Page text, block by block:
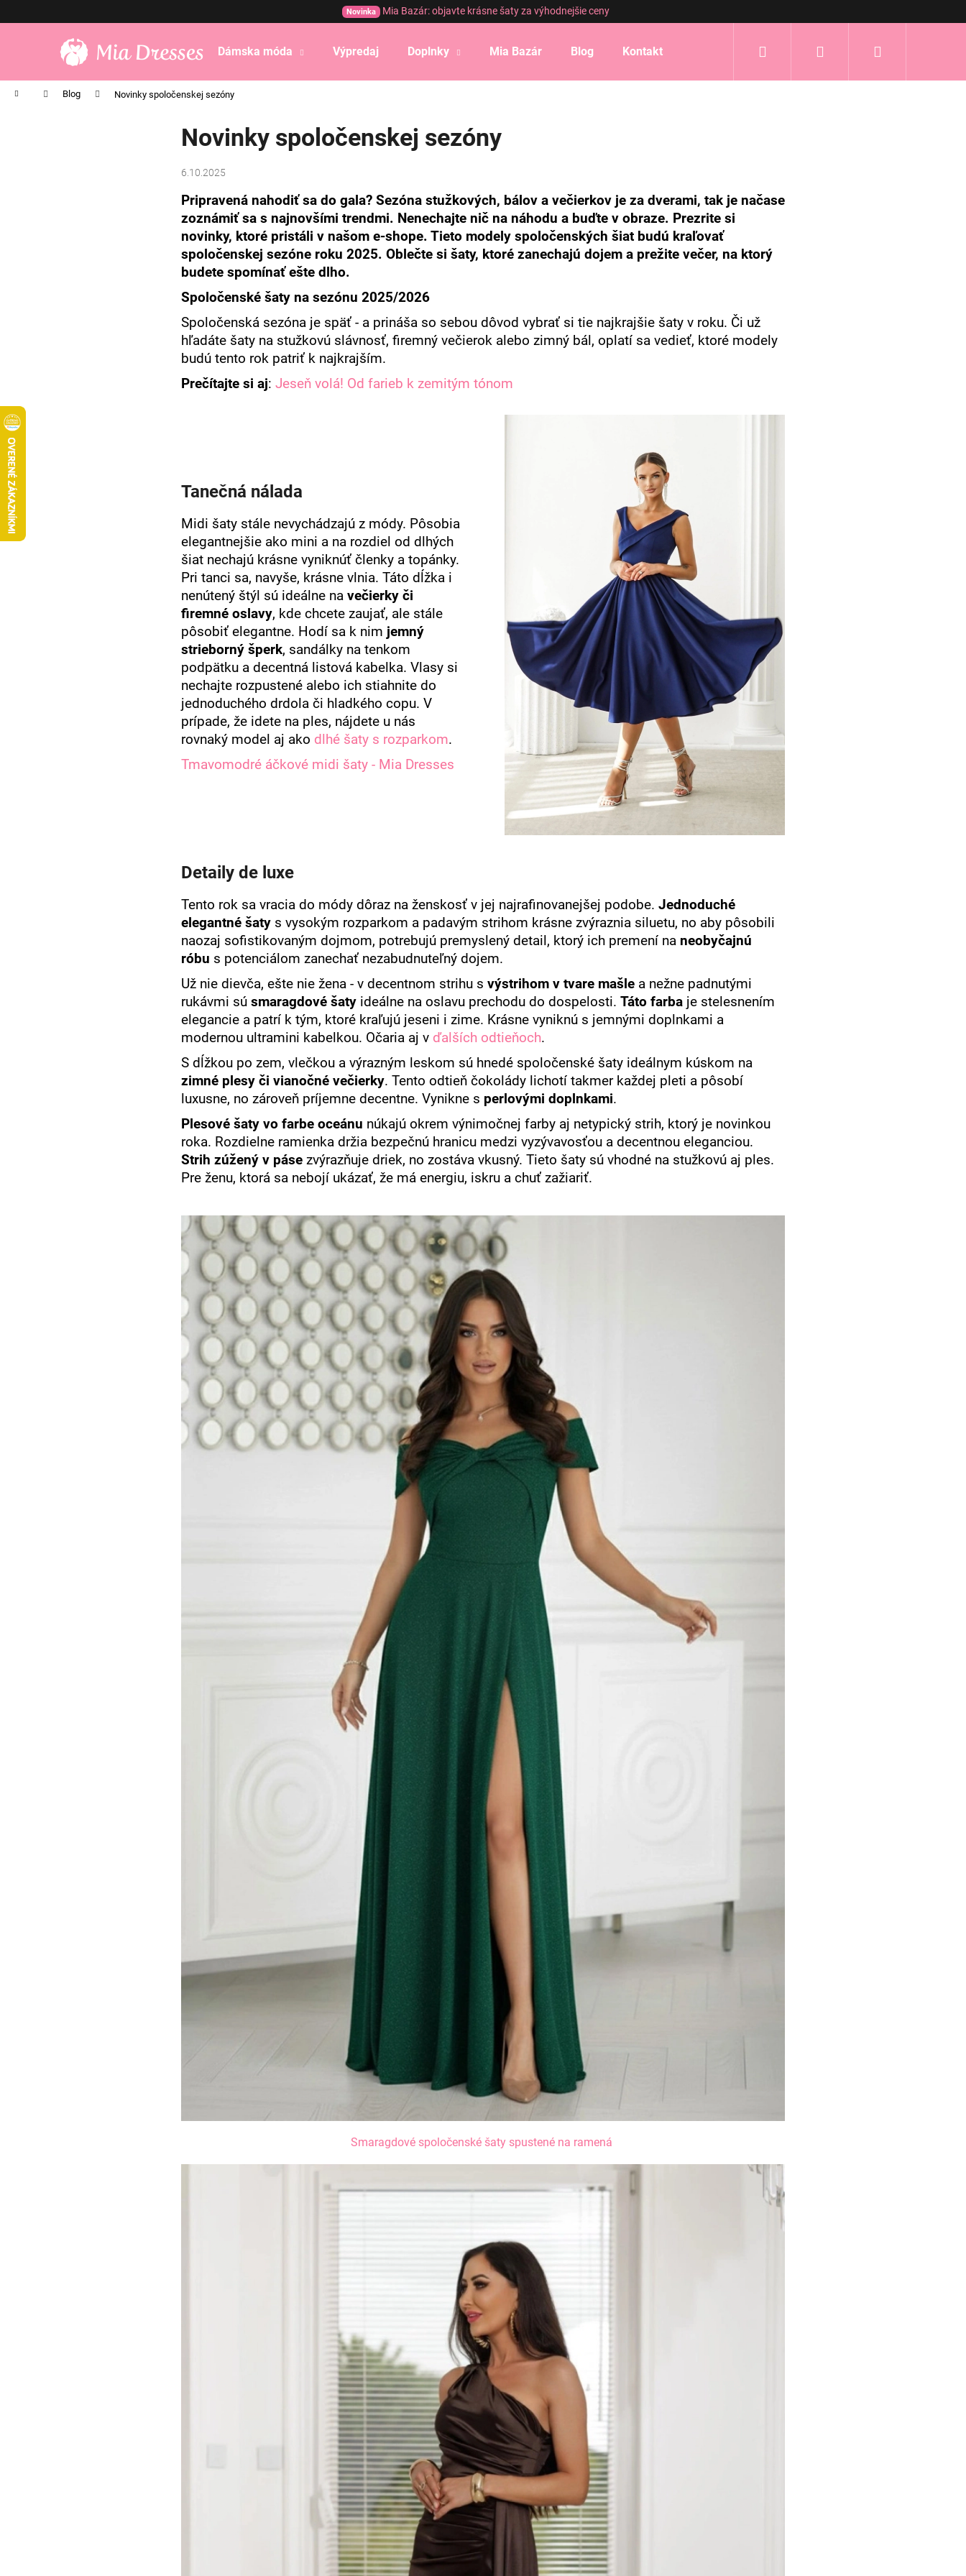
Novinka Mia Bazár: objavte krásne šaty za výhodnejšie ceny
Dámska móda Výpredaj Doplnky Mia Bazár Blog Kontakt Prihlásenie
Domov Blog Novinky spoločenskej sezóny
Novinky spoločenskej sezóny
6.10.2025
Pripravená nahodiť sa do gala? Sezóna stužkových, bálov a večierkov je za dverami, tak je načase
zoznámiť sa s najnovšími trendmi. Nenechajte nič na náhodu a buďte v obraze. Prezrite si
novinky, ktoré pristáli v našom e-shope. Tieto modely spoločenských šiat budú kraľovať
spoločenskej sezóne roku 2025. Oblečte si šaty, ktoré zanechajú dojem a prežite večer, na ktorý
budete spomínať ešte dlho.
Spoločenské šaty na sezónu 2025/2026
Spoločenská sezóna je späť - a prináša so sebou dôvod vybrať si tie najkrajšie šaty v roku. Či už
hľadáte šaty na stužkovú slávnosť, firemný večierok alebo zimný bál, oplatí sa vedieť, ktoré modely
budú tento rok patriť k najkrajším.
Prečítajte si aj: Jeseň volá! Od farieb k zemitým tónom
Tanečná nálada
Midi šaty stále nevychádzajú z módy. Pôsobia
elegantnejšie ako mini a na rozdiel od dlhých
šiat nechajú krásne vyniknúť členky a topánky.
Pri tanci sa, navyše, krásne vlnia. Táto dĺžka i
nenútený štýl sú ideálne na večierky či
firemné oslavy, kde chcete zaujať, ale stále
pôsobiť elegantne. Hodí sa k nim jemný
strieborný šperk, sandálky na tenkom
podpätku a decentná listová kabelka. Vlasy si
nechajte rozpustené alebo ich stiahnite do
jednoduchého drdola či hladkého copu. V
prípade, že idete na ples, nájdete u nás
rovnaký model aj ako dlhé šaty s rozparkom.
Tmavomodré áčkové midi šaty - Mia Dresses
Detaily de luxe
Tento rok sa vracia do módy dôraz na ženskosť v jej najrafinovanejšej podobe. Jednoduché
elegantné šaty s vysokým rozparkom a padavým strihom krásne zvýraznia siluetu, no aby pôsobili
naozaj sofistikovaným dojmom, potrebujú premyslený detail, ktorý ich premení na neobyčajnú
róbu s potenciálom zanechať nezabudnuteľný dojem.
Už nie dievča, ešte nie žena - v decentnom strihu s výstrihom v tvare mašle a nežne padnutými
rukávmi sú smaragdové šaty ideálne na oslavu prechodu do dospelosti. Táto farba je stelesnením
elegancie a patrí k tým, ktoré kraľujú jeseni i zime. Krásne vyniknú s jemnými doplnkami a
modernou ultramini kabelkou. Očaria aj v ďalších odtieňoch.
S dĺžkou po zem, vlečkou a výrazným leskom sú hnedé spoločenské šaty ideálnym kúskom na
zimné plesy či vianočné večierky. Tento odtieň čokolády lichotí takmer každej pleti a pôsobí
luxusne, no zároveň príjemne decentne. Vynikne s perlovými doplnkami.
Plesové šaty vo farbe oceánu núkajú okrem výnimočnej farby aj netypický strih, ktorý je novinkou
roka. Rozdielne ramienka držia bezpečnú hranicu medzi vyzývavosťou a decentnou eleganciou.
Strih zúžený v páse zvýrazňuje driek, no zostáva vkusný. Tieto šaty sú vhodné na stužkovú aj ples.
Pre ženu, ktorá sa nebojí ukázať, že má energiu, iskru a chuť zažiariť.
Smaragdové spoločenské šaty spustené na ramená
o
k
obchodu
obchodu
Čo potrebujete nájsť?
HĽADAŤ
Odporúčame